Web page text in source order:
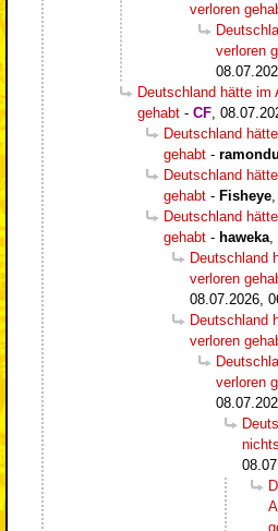
verloren
verloren
Deutschland hätte
gehabt - CF,
Deutschland
gehabt -
Deutschland
gehabt - Fisheye,
Deutschland
gehabt - haweka,
Deutschland
verloren
08.07.2026,
Deutschland
verloren
verloren